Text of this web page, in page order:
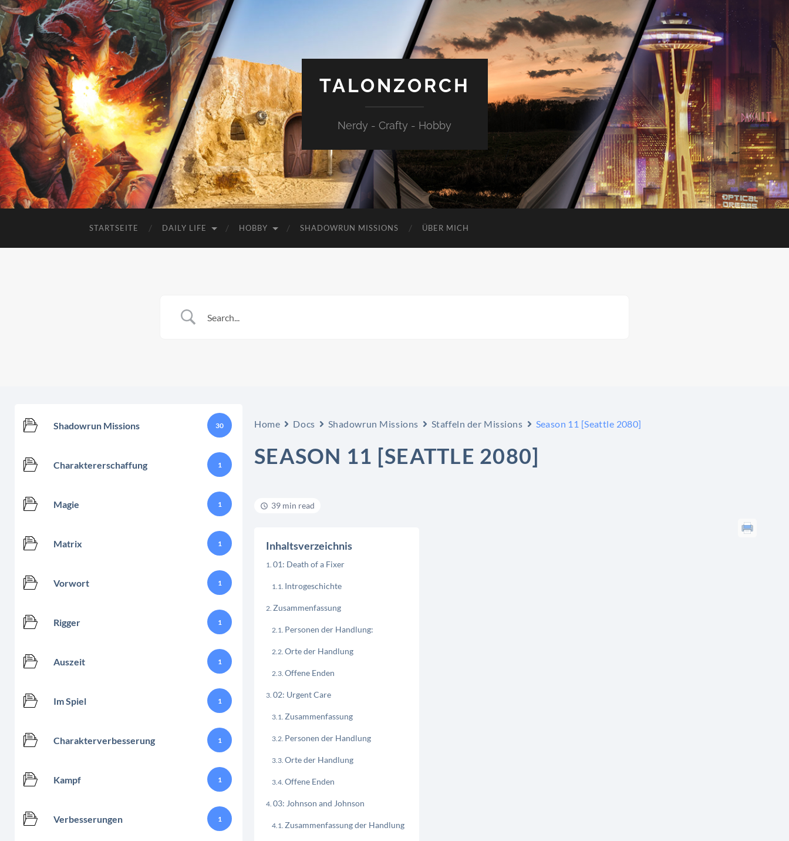
TALONZORCH
Nerdy - Crafty - Hobby
STARTSEITE DAILY LIFE HOBBY SHADOWRUN MISSIONS ÜBER MICH
Shadowrun Missions 30
Charaktererschaffung 1
Magie 1
Matrix 1
Vorwort 1
Rigger 1
Auszeit 1
Im Spiel 1
Charakterverbesserung 1
Kampf 1
Verbesserungen 1
Home Docs Shadowrun Missions Staffeln der Missions Season 11 [Seattle 2080]
SEASON 11 [SEATTLE 2080]
39 min read
Inhaltsverzeichnis
01: Death of a Fixer
Introgeschichte
Zusammenfassung
Personen der Handlung:
Orte der Handlung
Offene Enden
02: Urgent Care
Zusammenfassung
Personen der Handlung
Orte der Handlung
Offene Enden
03: Johnson and Johnson
Zusammenfassung der Handlung